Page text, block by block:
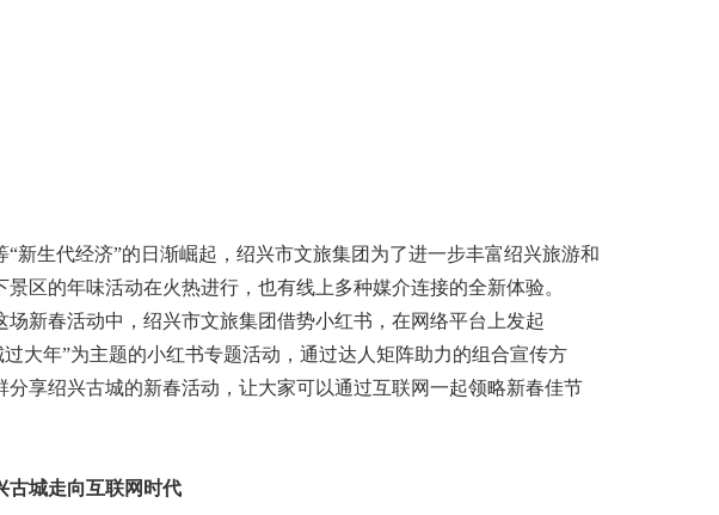
“新生代经济”的日渐崛起，绍兴市文旅集团为了进一步丰富绍兴旅游和
区的年味活动在火热进行，也有线上多种媒介连接的全新体验。
场新春活动中，绍兴市文旅集团借势小红书，在网络平台上发起
过大年”为主题的小红书专题活动，通过达人矩阵助力的组合宣传方
分享绍兴古城的新春活动，让大家可以通过互联网一起领略新春佳节
古城走向互联网时代